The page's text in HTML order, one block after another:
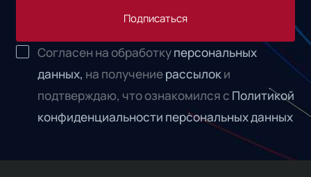
Подписаться
Согласен на обработкуперсональных
данных, на получениерассылоки
подтверждаю, что ознакомился с Политикой
конфиденциальности персональных данных